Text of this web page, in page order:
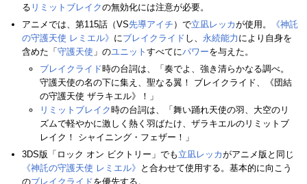
る リミットブレイクの無効化には注意が必要。
アニメでは、第115話（VS先導アイチ ）で立凪レッカが使用。
《神託
の守護天使 レミエル》 にブレイクライド し、 永続能力 により自身を
含めた「 守護天使 」のユニット すべてにパワーを与えた。
ブレイクライド時の台詞は、「奏でよ、強き清らかなる調べ。
守護天使の名の下に集え、聖なる翼！ ブレイクライド、《団結
の守護天使 ザラキエル》！」
リミットブレイク時の台詞は、「舞い踊れ天使の羽、大空のリ
ズムで軽やかに激しく熱く羽ばたけ、ザラキエルのリミットブ
レイク！ シャイニング・フェザー！」
3DS版「ロック オン ビクトリー」でも 立凪レッカがアニメ版と同じ
《神託の守護天使 レミエル》 と合わせて使用する。基本的に向こう
のブレイクライドを優先する。